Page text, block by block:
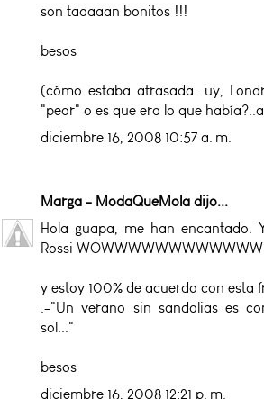
son taaaaan bonitos !!!
besos
(cómo estaba atrasada...uy,
"peor" o es que era lo que
diciembre 16, 2008 10:57 a. m.
Marga - ModaQueMola dijo...
Hola guapa, me han encantado.
Rossi WOWWWWWWWWWWWW
y estoy 100% de acuerdo con esta
.-"Un verano sin sandalias es
sol..."
besos
diciembre 16, 2008 12:21 p. m.